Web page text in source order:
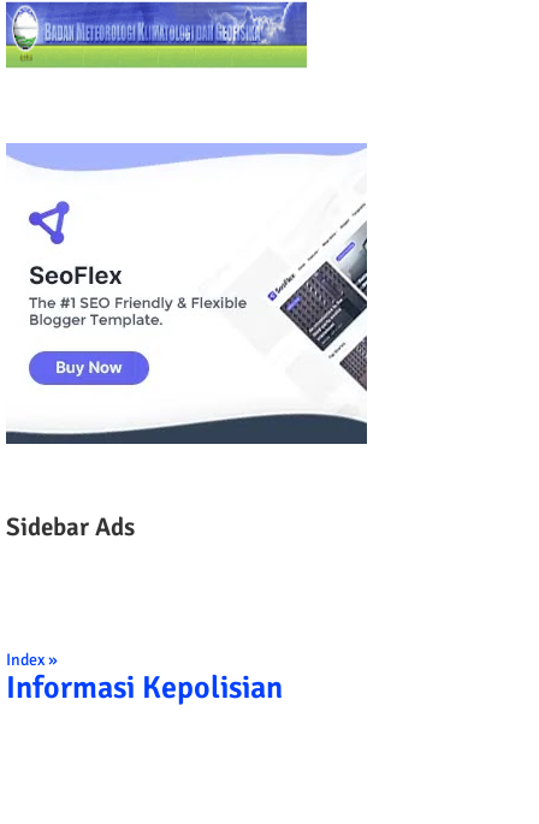
Sidebar Ads
Index »
Informasi Kepolisian